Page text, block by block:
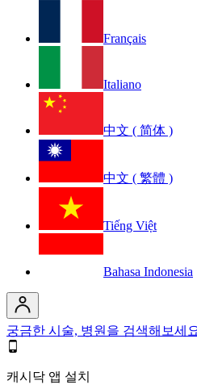
Français
Italiano
中文 ( 简体 )
中文 ( 繁體 )
Tiếng Việt
Bahasa Indonesia
궁금한 시술, 병원을 검색해보세
캐시닥 앱 설치